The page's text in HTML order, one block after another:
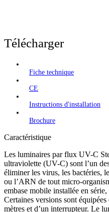
Télécharger
Fiche technique
CE
Instructions d'installation
Brochure
Caractéristique
Les luminaires par flux UV-C
ultraviolette (UV-C) sont l’un
éliminer les virus, les bactéries,
ou l’ARN de tout micro-
embase mobile installée en
Certaines versions sont
mètres et d’un interrupteur. Le